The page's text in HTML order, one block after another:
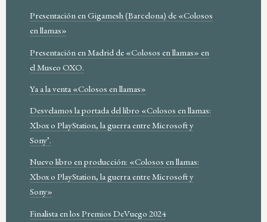
Presentación en Gigamesh (Barcelona) de «Colosos
en llamas»
Presentación en Madrid de «Colosos en llamas» en
el Museo OXO.
Ya a la venta «Colosos en llamas»
Desvelamos la portada del libro «Colosos en llamas:
Xbox o PlayStation, la guerra entre Microsoft y
Sony’.
Nuevo libro en producción: «Colosos en llamas:
Xbox o PlayStation, la guerra entre Microsoft y
Sony»
Finalista en los Premios DeVuego 2024